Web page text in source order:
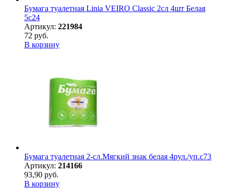
Бумага туалетная Linia VEIRO Classic 2сл 4шт Белая
5с24
Артикул: 221984
72 руб.
В корзину
Бумага туалетная 2-сл.Мягкий знак белая 4рул./уп.с73
Артикул: 214166
93,90 руб.
В корзину